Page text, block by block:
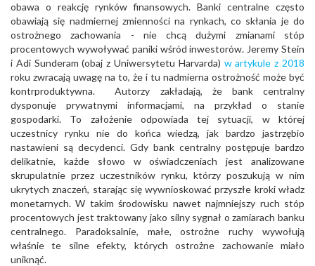
obawa o reakcję rynków finansowych. Banki centralne często
obawiają się nadmiernej zmienności na rynkach, co skłania je do
ostrożnego zachowania - nie chcą dużymi zmianami stóp
procentowych wywoływać paniki wśród inwestorów. Jeremy Stein
i Adi Sunderam (obaj z Uniwersytetu Harvarda) w artykule z 2018
roku zwracają uwagę na to, że i tu nadmierna ostrożność może być
kontrproduktywna. Autorzy zakładają, że bank centralny
dysponuje prywatnymi informacjami, na przykład o stanie
gospodarki. To założenie odpowiada tej sytuacji, w której
uczestnicy rynku nie do końca wiedzą, jak bardzo jastrzębio
nastawieni są decydenci. Gdy bank centralny postępuje bardzo
delikatnie, każde słowo w oświadczeniach jest analizowane
skrupulatnie przez uczestników rynku, którzy poszukują w nim
ukrytych znaczeń, starając się wywnioskować przyszłe kroki władz
monetarnych. W takim środowisku nawet najmniejszy ruch stóp
procentowych jest traktowany jako silny sygnał o zamiarach banku
centralnego. Paradoksalnie, małe, ostrożne ruchy wywołują
właśnie te silne efekty, których ostrożne zachowanie miało
uniknąć.